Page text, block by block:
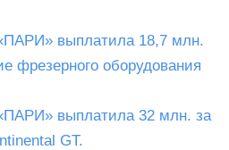
выплатила 18,7 млн.
фрезерного оборудования
выплатила 32 млн. за
GT.